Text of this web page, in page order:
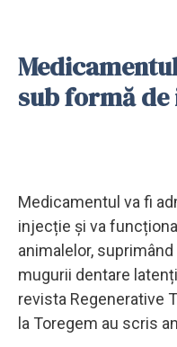
sub formă
Medicamentul va fi
injecție și va
animalelor,
mugurii dentare
revista Regenerative
la Toregem au scris